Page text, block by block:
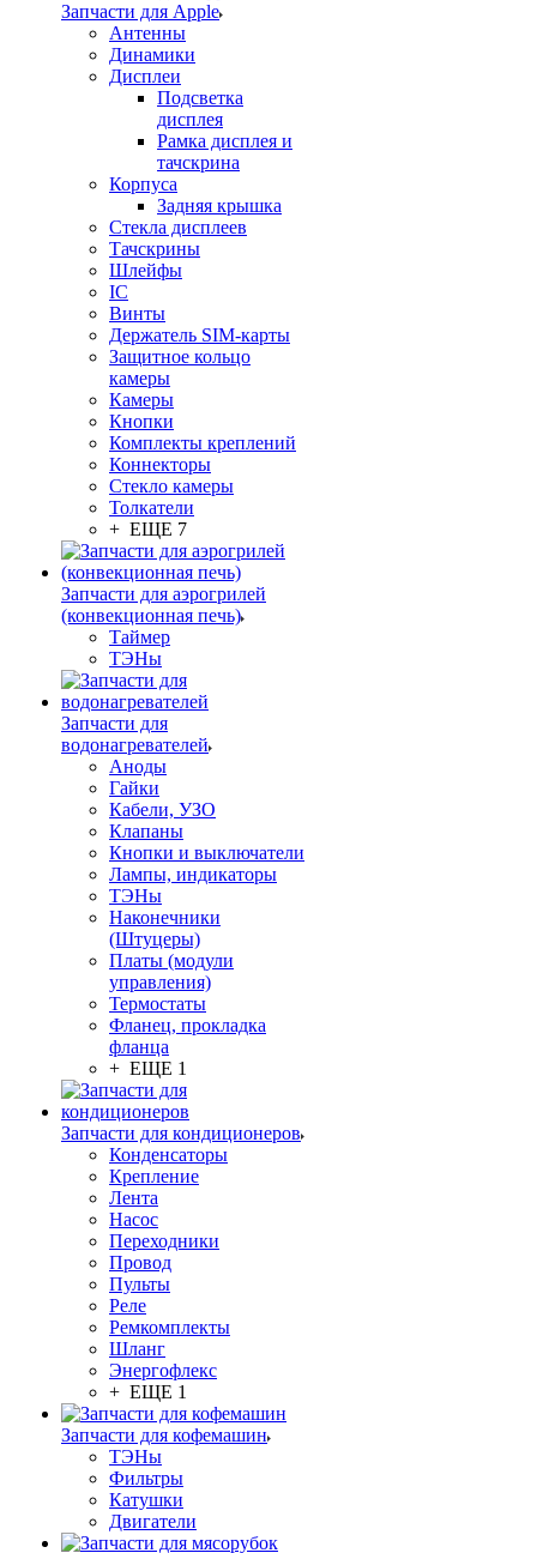
Запчасти для Apple
Антенны
Динамики
Дисплеи
Подсветка
дисплея
Рамка дисплея и
тачскрина
Корпуса
Задняя крышка
Стекла дисплеев
Тачскрины
Шлейфы
IC
Винты
Держатель SIM-карты
Защитное кольцо
камеры
Камеры
Кнопки
Комплекты креплений
Коннекторы
Стекло камеры
Толкатели
+ ЕЩЕ 7
Запчасти для аэрогрилей
(конвекционная печь)
Таймер
ТЭНы
Запчасти для
водонагревателей
Аноды
Гайки
Кабели, УЗО
Клапаны
Кнопки и выключатели
Лампы, индикаторы
ТЭНы
Наконечники
(Штуцеры)
Платы (модули
управления)
Термостаты
Фланец, прокладка
фланца
+ ЕЩЕ 1
Запчасти для кондиционеров
Конденсаторы
Крепление
Лента
Насос
Переходники
Провод
Пульты
Реле
Ремкомплекты
Шланг
Энергофлекс
+ ЕЩЕ 1
Запчасти для кофемашин
ТЭНы
Фильтры
Катушки
Двигатели